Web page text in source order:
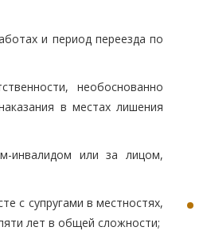
и период переезда по
необоснованно
в местах лишения
инвалидом или за лицом,
с супругами в местностях,
лет в общей сложности;